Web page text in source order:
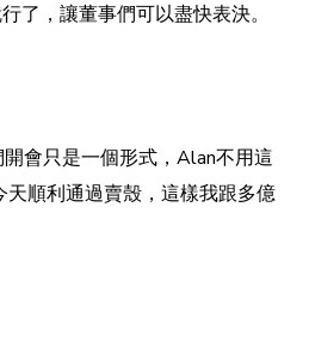
了，讓董事們可以盡快表決。
會只是一個形式，Alan不用這
順利通過賣殼，這樣我跟多億